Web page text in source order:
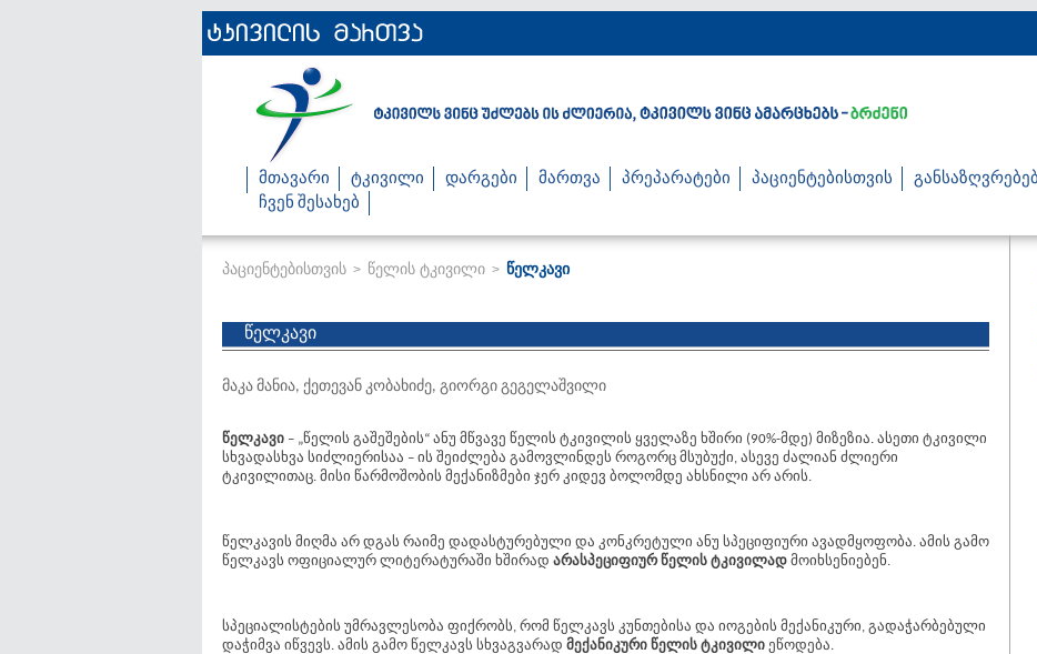
მთავარი ტკივილი დარგები მართვა პრეპარატები პაციენტებისთვის
ჩვენ შესახებ
პაციენტებისთვის > წელის ტკივილი > წელკავი
წელკავი
მაკა მანია, ქეთევან კობახიძე, გიორგი გეგელაშვილი
წელკავი – „წელის გაშეშების“ ანუ მწვავე წელის ტკივილის ყველაზე ხშირი (90%-მდე) მიზეზია. ასეთი ტკივილი
სხვადასხვა სიძლიერისაა – ის შეიძლება გამოვლინდეს როგორც მსუბუქი, ასევე ძალიან ძლიერი
ტკივილითაც. მისი წარმოშობის მექანიზმები ჯერ კიდევ ბოლომდე ახსნილი არ არის.
წელკავის მიღმა არ დგას რაიმე დადასტურებული და კონკრეტული ანუ სპეციფიური ავადმყოფობა. ამის გამო
წელკავს ოფიციალურ ლიტერატურაში ხშირად არასპეციფიურ წელის ტკივილად მოიხსენიებენ.
სპეციალისტების უმრავლესობა ფიქრობს, რომ წელკავს კუნთებისა და იოგების მექანიკური, გადაჭარბებული
დაჭიმვა იწვევს. ამის გამო წელკავს სხვაგვარად მექანიკური წელის ტკივილი ეწოდება.